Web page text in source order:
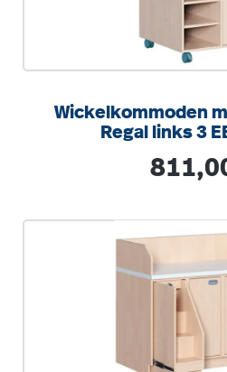
Wickelkommoden
Regal links 3
Regulärer